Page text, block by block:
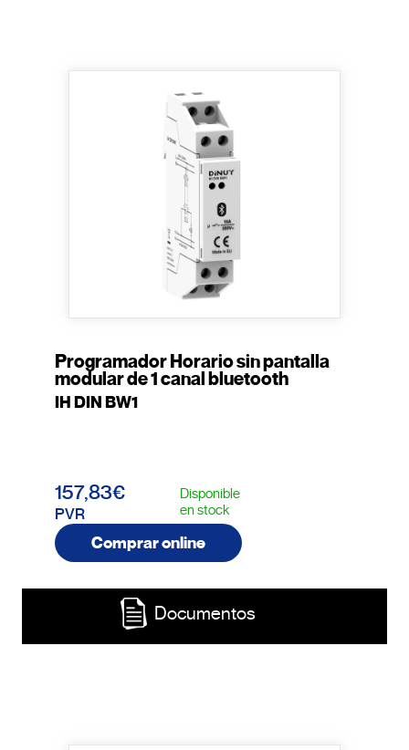
Programador Horario sin pantalla
modular de 1 canal bluetooth
IH DIN BW1
157,83€
PVR
Disponible
en stock
Comprar online
Documentos